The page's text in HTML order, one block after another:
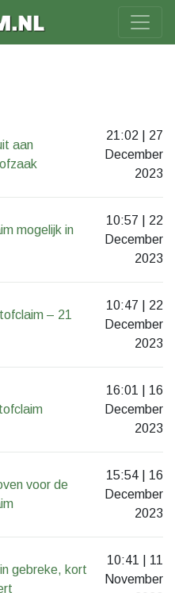
aan
21:02 | 27
December
2023
mogelijk in
10:57 | 22
December
2023
– 21
10:47 | 22
December
2023
16:01 | 16
December
2023
voor de
15:54 | 16
December
2023
gebreke, kort
10:41 | 11
November